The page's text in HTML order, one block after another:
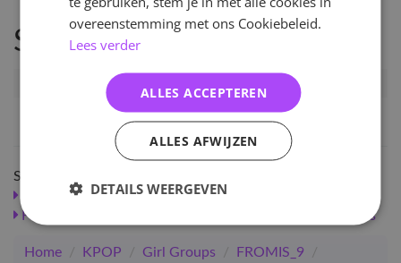
Specificaties
Artikelnummer
8809863116147
Shop meer
KPOP Girl Groups
Merchandise
FROMIS_9
Light Sticks
Home / KPOP / Girl Groups / FROMIS_9
/
overeenstemming met ons Cookiebeleid.
Lees verder
ALLES ACCEPTEREN
ALLES AFWIJZEN
DETAILS WEERGEVEN